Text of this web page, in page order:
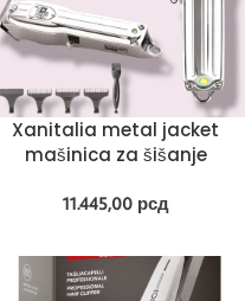
Xanitalia metal jacket
mašinica za šišanje
11.445,00 рсд